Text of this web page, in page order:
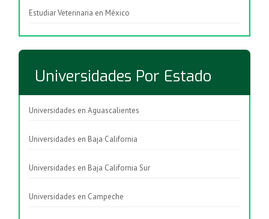
Estudiar Veterinaria en México
Universidades Por Estado
Universidades en Aguascalientes
Universidades en Baja California
Universidades en Baja California Sur
Universidades en Campeche